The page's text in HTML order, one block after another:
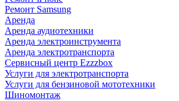
Ремонт Samsung
Аренда
Аренда аудиотехники
Аренда электроинструмента
Аренда электротранспорта
Сервисный центр Ezzzbox
Услуги для электротранспорта
Услуги для бензиновой мототехники
Шиномонтаж